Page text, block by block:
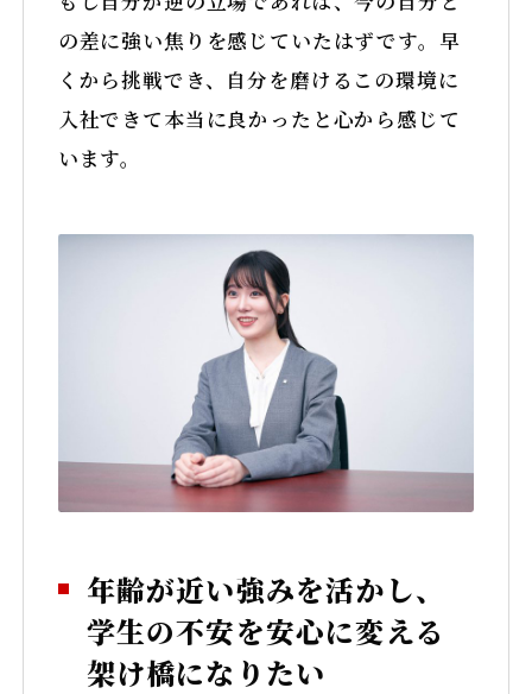
の差に強い焦りを感じていたはずです。早
くから挑戦でき、自分を磨けるこの環境に
入社できて本当に良かったと心から感じて
います。
年齢が近い強みを活かし、
学生の不安を安心に変える
架け橋になりたい